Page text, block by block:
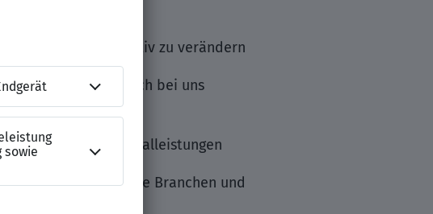
bei, die Welt positiv zu verändern
und fühle Dich bei uns
umfangreiche Sozialleistungen
bieten Dir vielseitige Branchen und